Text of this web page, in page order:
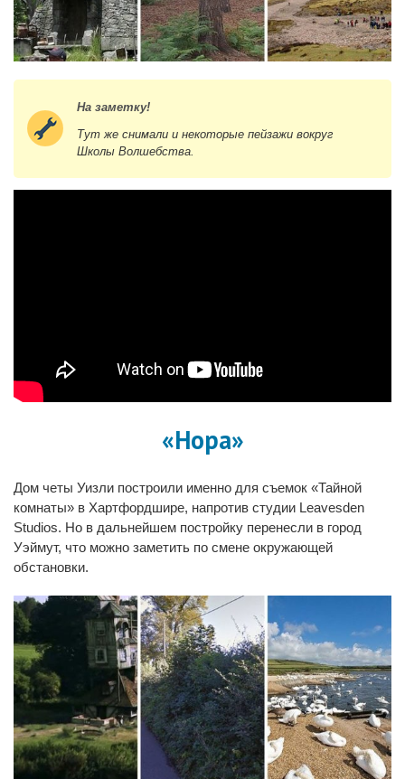
На заметку!
Тут же снимали и некоторые пейзажи вокруг
Школы Волшебства.
«Нора»
Дом четы Уизли построили именно для съемок «Тайной
комнаты» в Хартфордшире, напротив студии Leavesden
Studios. Но в дальнейшем постройку перенесли в город
Уэймут, что можно заметить по смене окружающей
обстановки.